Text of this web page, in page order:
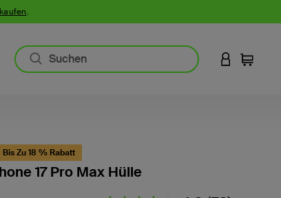
.
AN IHREM
Bis Zu 18 % Rabatt
17 Pro Max Hülle